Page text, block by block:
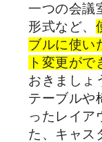
一つの会議
形式など、
ブルに使い
ト変更が
おきましょ
テーブルや
ったレイア
た、キャス